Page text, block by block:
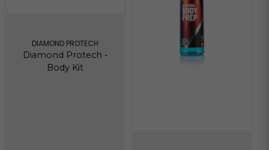
DIAMOND PROTECH
Diamond Protech -
Body Kit